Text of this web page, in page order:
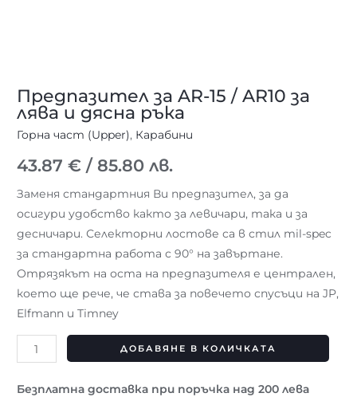
Предпазител за AR-15 / AR10 за
лява и дясна ръка
Горна част (Upper), Карабини
43.87€ / 85.80 лв.
Заменя стандартния Ви предпазител, за да
осигури удобство както за левичари, така и за
десничари. Селекторни лостове са в стил mil-spec
за стандартна работа с 90° на завъртане.
Отрязякът на оста на предпазителя е централен,
което ще рече, че става за повечето спусъци на JP,
Elfmann и Timney
ДОБАВЯНЕ В КОЛИЧКАТА
Безплатна доставка при поръчка над 200 лева